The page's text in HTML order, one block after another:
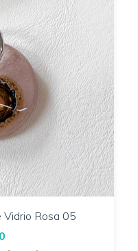
Vidrio Rosa 05